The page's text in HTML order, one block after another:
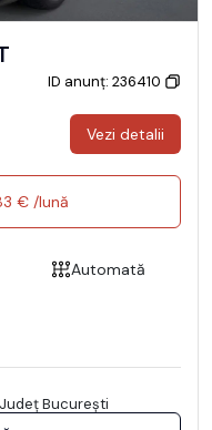
ID anunț: 236410
Vezi detalii
€ /lună
Automată
București